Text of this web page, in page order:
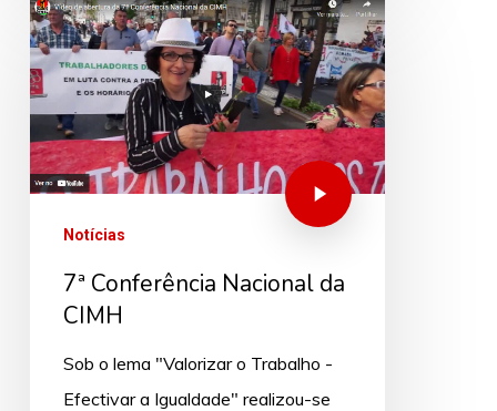
Notícias
7ª Conferência Nacional da
CIMH
Sob o lema "Valorizar o Trabalho -
Efectivar a Igualdade" realizou-se